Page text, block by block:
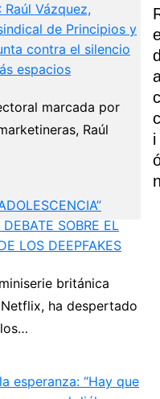
Raúl Vázquez,
de Principios y
contra el silencio
espacios
marcada por
Raúl
DEBATE SOBRE EL
LOS DEEPFAKES
británica
ha despertado
esperanza: “Hay que
I
Next